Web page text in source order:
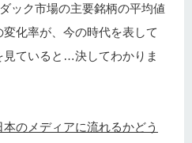
ック市場の主要銘柄の平均値
化率が、今の時代を表して
見ていると…決してわかりま
のメディアに流れるかどう